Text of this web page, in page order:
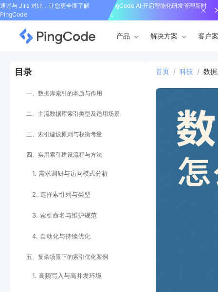
通过与 Jira 对比，让您更全面了解
PingCode
PingCode AI 开启智能化研发管理新时
代
产品 解决方案 客户
目录
一、数据库索引的本质与作用
二、主流数据库索引类型及适用场景
三、索引建设原则与权衡考量
四、实用索引建设流程与方法
1. 需求调研与访问模式分析
2. 选择索引列与类型
3. 索引命名与维护规范
4. 自动化与持续优化
五、复杂场景下的索引优化案例
1. 高频写入与高并发环境
首页 / 科技 / 数